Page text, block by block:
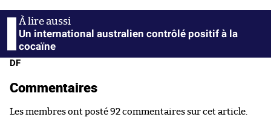
Un international australien contrôlé positif à la
cocaïne
DF
Commentaires
Les membres ont posté 92 commentaires sur cet article.